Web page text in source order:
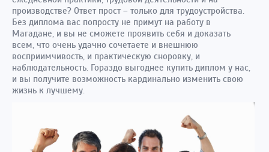
производстве? Ответ прост – только для трудоустройства.
Без диплома вас попросту не примут на работу в
Магадане, и вы не сможете проявить себя и доказать
всем, что очень удачно сочетаете и внешнюю
восприимчивость, и практическую сноровку, и
наблюдательность. Гораздо выгоднее купить диплом у нас,
и вы получите возможность кардинально изменить свою
жизнь к лучшему.